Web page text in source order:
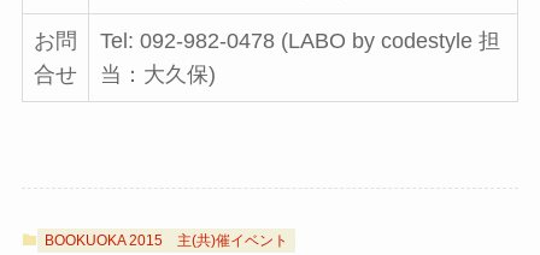
お問
合せ
Tel: 092-982-0478 (LABO by codestyle 担
当：大久保)
BOOKUOKA 2015 主(共)催イベント